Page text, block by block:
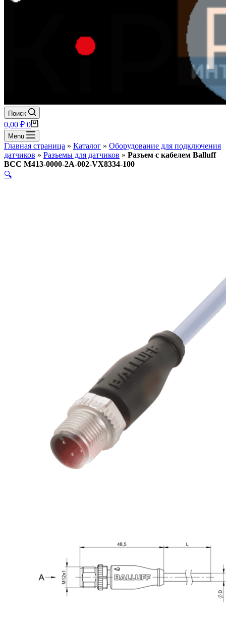
Поиск
Корзина
0,00 ₽ 0
Menu
Главная страница » Каталог » Оборудование для подключения
датчиков » Разъемы для датчиков » Разъем с кабелем Balluff
BCC M413-0000-2A-002-VX8334-100
🔍